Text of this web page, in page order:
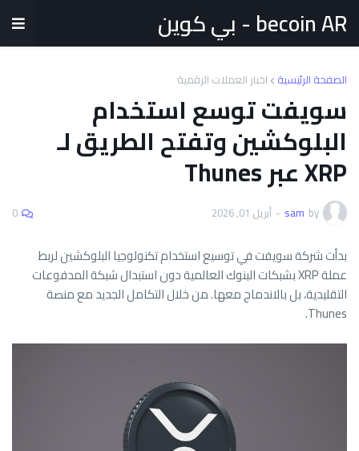
becoin AR - بي كوين
الصفحة الرئيسية اخبار العملات الرقمية
سويفت توسع استخدام
البلوكشين وتفتح الطريق لـ
XRP عبر Thunes
by
sam
- أبريل 01, 2026 0
بدأت شركة سويفت في توسيع استخدام تكنولوجيا البلوكشين لربط
عملة XRP بشبكات البنوك العالمية دون استبدال شبكة المدفوعات
التقليدية، بل بالاندماج معها. من خلال التكامل الجديد مع منصة
Thunes.